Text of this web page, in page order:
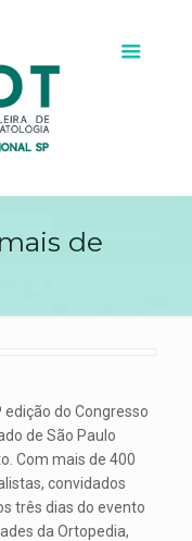
de
edição do Congresso
de São Paulo
Com mais de 400
convidados
três dias do evento
da Ortopedia,